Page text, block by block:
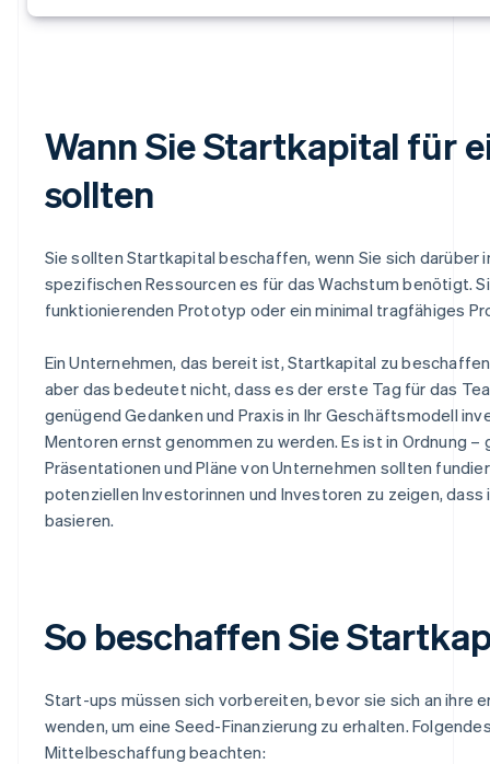
Wann Sie Startkapital für
sollten
Sie sollten Startkapital beschaffen, wenn Sie sich darüber
spezifischen Ressourcen es für das Wachstum benötigt.
funktionierenden Prototyp oder ein minimal tragfähiges
Ein Unternehmen, das bereit ist, Startkapital zu
aber das bedeutet nicht, dass es der erste Tag für das
genügend Gedanken und Praxis in Ihr Geschäftsmodell
Mentoren ernst genommen zu werden. Es ist in Ordnung
Präsentationen und Pläne von Unternehmen sollten
potenziellen Investorinnen und Investoren zu zeigen,
basieren.
So beschaffen Sie
Start-ups müssen sich vorbereiten, bevor sie sich an ihre
wenden, um eine Seed-Finanzierung zu erhalten.
Mittelbeschaffung beachten: